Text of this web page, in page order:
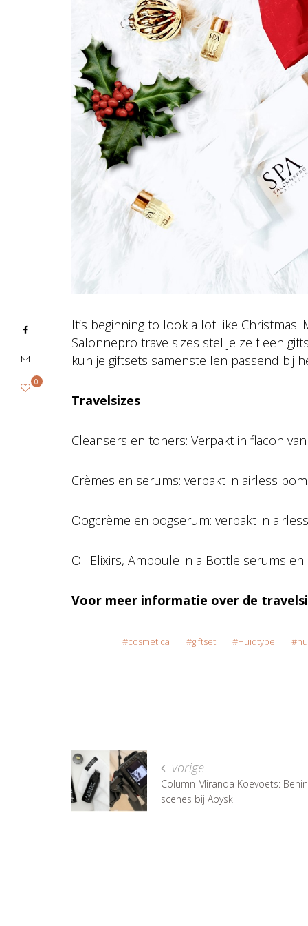
It’s beginning to look a lot like
Salonnepro travelsizes stel je zelf een
kun je giftsets samenstellen passend bij
Travelsizes
Cleansers en toners: Verpakt in flacon
Crèmes en serums: verpakt in airless
Oogcrème en oogserum: verpakt in
Oil Elixirs, Ampoule in a Bottle serums
Voor meer informatie over de
0
cosmetica giftset Huidtype
vorige
Column Miranda Koevoets:
scenes bij Abysk